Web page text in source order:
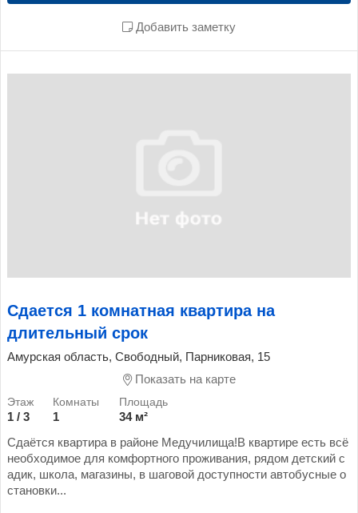
Добавить заметку
Сдается 1 комнатная квартира на
длительный срок
Амурская область, Свободный, Парниковая, 15
Показать на карте
1 / 3 1
34 м²
Сдаётся квартира в районе Медучилища!В квартире есть всё
необходимое для комфортного проживания, рядом детский с
адик, школа, магазины, в шаговой доступности автобусные о
становки...